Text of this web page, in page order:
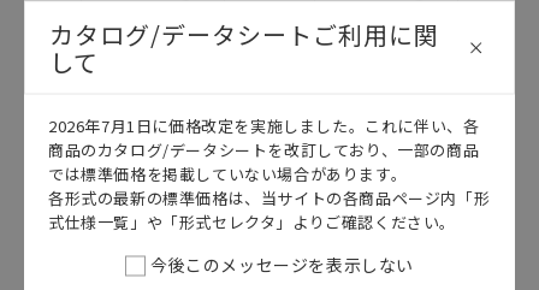
このカタログを選択
カタログ 日本語
XS5 NEXT シリーズ
XS5 NEXT シリ
ーズ データシ
このカタログを選択
カタログ 日本語
CDJC-011AK
M12/M8 丸型
コネクタ カタ
ログ
カタログ/データシートご利用に関
して
2026年7月1日に価格改定を実施しました。これに伴い、各
商品のカタログ/データシートを改訂しており、一部の商品
では標準価格を掲載していない場合があります。
各形式の最新の標準価格は、当サイトの各商品ページ内「形
式仕様一覧」や「形式セレクタ」よりご確認ください。
今後このメッセージを表示しない